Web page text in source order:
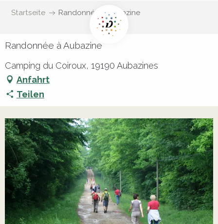
Startseite Randonnée à Aubazine
Randonnée à Aubazine
Camping du Coiroux, 19190 Aubazines
Anfahrt
Teilen